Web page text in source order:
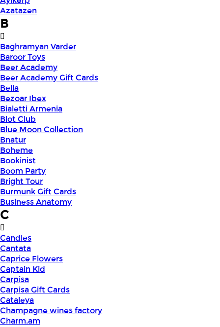
Azatazen
B
Baghramyan Varder
Baroor Toys
Beer Academy
Beer Academy Gift Cards
Bella
Bezoar Ibex
Bialetti Armenia
Blot Club
Blue Moon Collection
Bnatur
Boheme
Bookinist
Boom Party
Bright Tour
Burmunk Gift Cards
Business Anatomy
C
Candles
Cantata
Caprice Flowers
Captain Kid
Carpisa
Carpisa Gift Cards
Cataleya
Champagne wines factory
Charm.am